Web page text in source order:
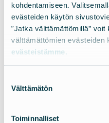
kohdentamiseen.
evästeiden käytön
”Jatka välttämättömillä” voit
välttämättömien evästeiden
evästeistämme.
valinta
Välttämätön
Toiminnalliset